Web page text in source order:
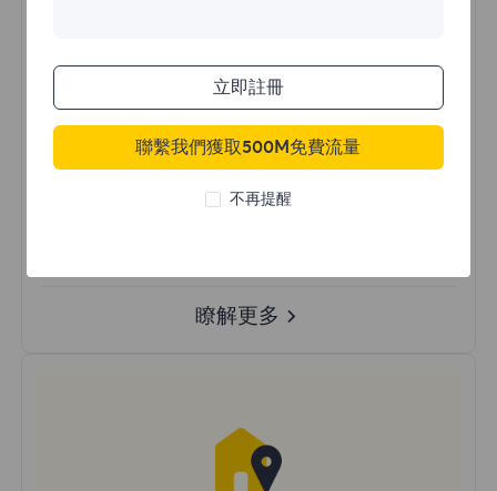
立即購買
不限流量使用
全球超過50個地區
瞭解更多
立即註冊
聯繫我們獲取500M免費流量
不再提醒